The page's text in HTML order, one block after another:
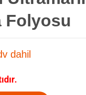
Folyosu
dahil